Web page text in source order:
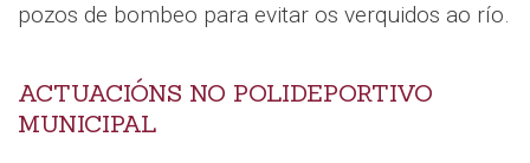
pozos de bombeo para evitar os verquidos ao río.
ACTUACIÓNS NO POLIDEPORTIVO
MUNICIPAL